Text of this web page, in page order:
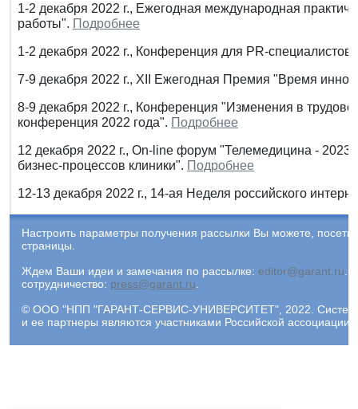
1-2 декабря 2022 г., Ежегодная международная
работы". Подробнее
1-2 декабря 2022 г., Конференция для PR-
7-9 декабря 2022 г., XII Ежегодная Премия "Время
8-9 декабря 2022 г., Конференция "Изменения в
конференция 2022 года". Подробнее
12 декабря 2022 г., On-line форум "Телемедицина -
бизнес-процессов клиники". Подробнее
12-13 декабря 2022 г., 14-ая Неделя российского
Настроить параметры получения рассылки Вы можете,
страницы.
Ждем Ваши идеи и замечания по рассылке: editor@garant.ru
сотрудничество: press@garant.ru
© ООО "НПП "ГАРАНТ-СЕРВИС-УНИВЕРСИТЕТ", 2022. Система
и ее партнеры являются участниками Российской